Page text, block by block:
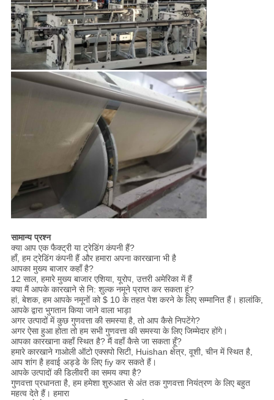
सामान्य प्रश्न
क्या आप एक फैक्ट्री या ट्रेडिंग कंपनी हैं?
हाँ, हम ट्रेडिंग कंपनी हैं और हमारा अपना कारखाना भी है
आपका मुख्य बाजार कहाँ है?
12 साल, हमारे मुख्य बाजार एशिया, यूरोप, उत्तरी अमेरिका में हैं
क्या मैं आपके कारखाने से नि: शुल्क नमूने प्राप्त कर सकता हूं?
हां, बेशक, हम आपके नमूनों को $ 10 के तहत पेश करने के लिए सम्मानित हैं। हालांकि,
आपके द्वारा भुगतान किया जाने वाला भाड़ा
अगर उत्पादों में कुछ गुणवत्ता की समस्या है, तो आप कैसे निपटेंगे?
अगर ऐसा हुआ होता तो हम सभी गुणवत्ता की समस्या के लिए जिम्मेदार होंगे।
आपका कारखाना कहाँ स्थित है? मैं वहाँ कैसे जा सकता हूँ?
हमारे कारखाने गाओली ऑटो एक्सपो सिटी, Huishan क्षेत्र, वूशी, चीन में स्थित है,
आप शांग है हवाई अड्डे के लिए fiy कर सकते हैं।
आपके उत्पादों की डिलीवरी का समय क्या है?
गुणवत्ता प्रधानता है, हम हमेशा शुरुआत से अंत तक गुणवत्ता नियंत्रण के लिए बहुत
महत्व देते हैं। हमारा